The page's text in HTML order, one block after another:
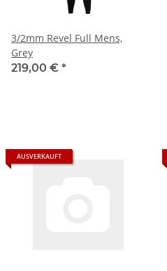
3/2mm Revel Full Mens,
Grey
219,00 € *
AUSVERKAUFT